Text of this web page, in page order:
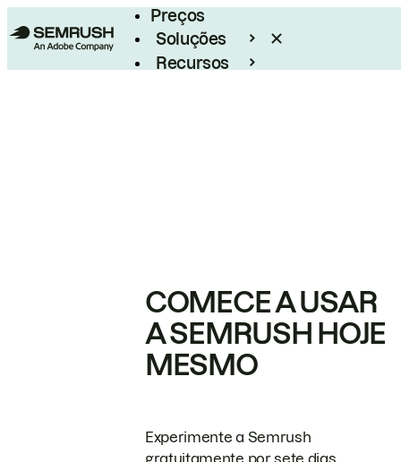
Preços
Soluções
Recursos
COMECE A USAR
A SEMRUSH HOJE
MESMO
Experimente a Semrush
gratuitamente por sete dias.